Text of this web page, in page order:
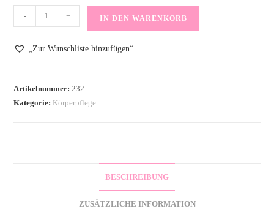
Bodylotion
mit
Arganöl
- + IN DEN WARENKORB
„Zur Wunschliste hinzufügen“
Artikelnummer:232
Kategorie: Körperpflege
BESCHREIBUNG
ZUSÄTZLICHE INFORMATION